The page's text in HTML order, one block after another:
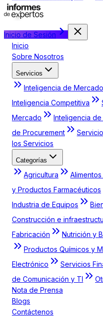
Inicio de Sesión
Inicio
Sobre Nosotros
Servicios
Inteligencia de Mercado
Inteligencia Competitiva
Mercado
Inteligencia de
de Procurement
los Servicios
Categorías
Agricultura
y Productos Farmacéuticos
Industria de Equipos
Construcción e
Fabricación
Nutrición y
Productos Químicos y
Electrónico
Servicios
de Comunicación y TI
Nota de Prensa
Blogs
Contáctenos